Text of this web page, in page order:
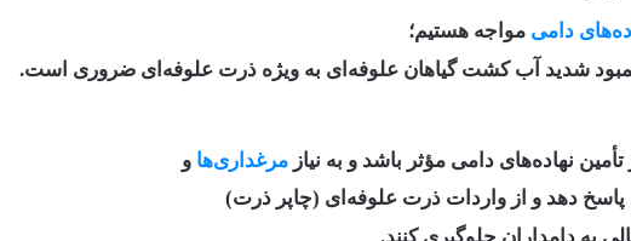
دامی مواجه هستیم؛
شدید آب کشت گیاهان علوفه‌ای به ویژه ذرت علوفه‌ای ضروری است.
نهاده‌های دامی مؤثر باشد و به نیاز مرغداری‌ها و
پاسخ دهد و از واردات ذرت علوفه‌ای (چاپر ذرت)